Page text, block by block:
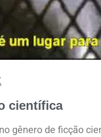
científica
gênero de ficção